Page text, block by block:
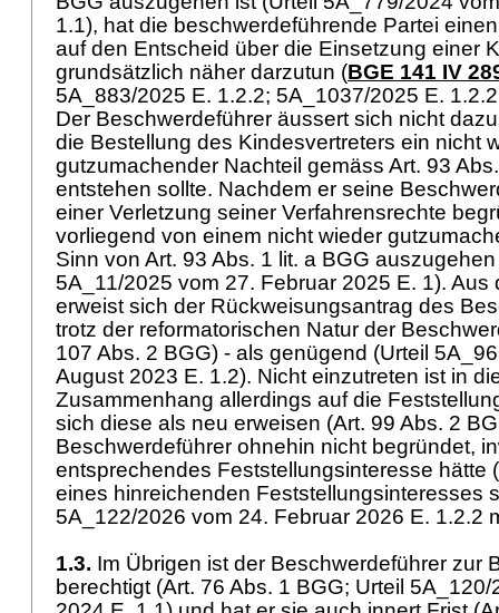
1.1), hat die beschwerdeführende Partei
auf den Entscheid über die Einsetzung einer
grundsätzlich näher darzutun (BGE 141 IV
5A_883/2025 E. 1.2.2; 5A_1037/2025 E.
Der Beschwerdeführer äussert sich nicht
die Bestellung des Kindesvertreters ein nicht
gutzumachender Nachteil gemäss Art. 93
entstehen sollte. Nachdem er seine
einer Verletzung seiner Verfahrensrechte
vorliegend von einem nicht wieder
Sinn von Art. 93 Abs. 1 lit. a BGG auszugehen
5A_11/2025 vom 27. Februar 2025 E. 1). Aus
erweist sich der Rückweisungsantrag des
trotz der reformatorischen Natur der
107 Abs. 2 BGG) - als genügend (Urteil
August 2023 E. 1.2). Nicht einzutreten ist in
Zusammenhang allerdings auf die
sich diese als neu erweisen (Art. 99 Abs. 2
Beschwerdeführer ohnehin nicht begründet,
entsprechendes Feststellungsinteresse hätte
eines hinreichenden Feststellungsinteresses
5A_122/2026 vom 24. Februar 2026 E. 1.2.2
1.3. Im Übrigen ist der Beschwerdeführer zur
berechtigt (Art. 76 Abs. 1 BGG; Urteil